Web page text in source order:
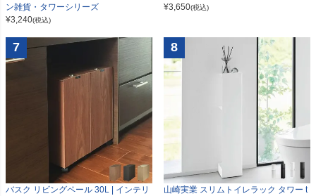
ン雑貨・タワーシリーズ
¥3,240(税込)
¥3,650(税込)
7
バスク リビングペール 30L | インテリ
8
山崎実業 スリムトイレラック タワー t